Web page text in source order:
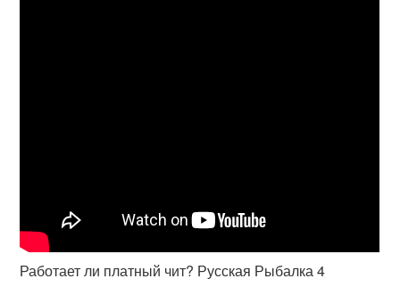
Работает ли платный чит? Русская Рыбалка 4